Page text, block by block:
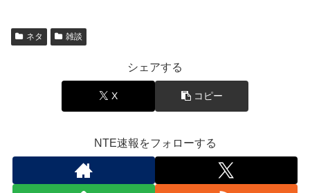
ネタ 雑談
シェアする
X コピー
NTE速報をフォローする